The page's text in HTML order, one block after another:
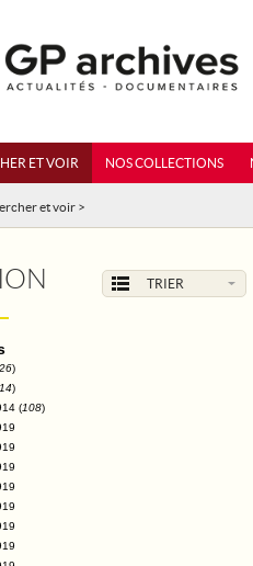
ET VOIR NOS COLLECTIONS
et voir >
TRIER